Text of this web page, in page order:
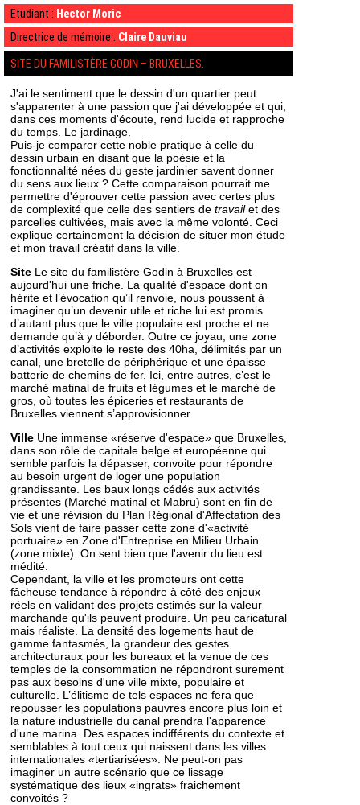
Etudiant : Hector Moric
Directrice de mémoire : Claire Dauviau
SITE DU FAMILISTÈRE GODIN – BRUXELLES.
J'ai le sentiment que le dessin d'un quartier peut
s'apparenter à une passion que j'ai développée et qui,
dans ces moments d'écoute, rend lucide et rapproche
du temps. Le jardinage.
Puis-je comparer cette noble pratique à celle du
dessin urbain en disant que la poésie et la
fonctionnalité nées du geste jardinier savent donner
du sens aux lieux ? Cette comparaison pourrait me
permettre d'éprouver cette passion avec certes plus
de complexité que celle des sentiers de travailet des
parcelles cultivées, mais avec la même volonté. Ceci
explique certainement la décision de situer mon étude
et mon travail créatif dans la ville.
Site Le site du familistère Godin à Bruxelles est
aujourd'hui une friche. La qualité d'espace dont on
hérite et l’évocation qu’il renvoie, nous poussent à
imaginer qu’un devenir utile et riche lui est promis
d’autant plus que le ville populaire est proche et ne
demande qu’à y déborder. Outre ce joyau, une zone
d’activités exploite le reste des 40ha, délimités par un
canal, une bretelle de périphérique et une épaisse
batterie de chemins de fer. Ici, entre autres, c’est le
marché matinal de fruits et légumes et le marché de
gros, où toutes les épiceries et restaurants de
Bruxelles viennent s’approvisionner.
Ville Une immense «réserve d'espace» que Bruxelles,
dans son rôle de capitale belge et européenne qui
semble parfois la dépasser, convoite pour répondre
au besoin urgent de loger une population
grandissante. Les baux longs cédés aux activités
présentes (Marché matinal et Mabru) sont en fin de
vie et une révision du Plan Régional d'Affectation des
Sols vient de faire passer cette zone d'«activité
portuaire» en Zone d'Entreprise en Milieu Urbain
(zone mixte). On sent bien que l'avenir du lieu est
médité.
Cependant, la ville et les promoteurs ont cette
fâcheuse tendance à répondre à côté des enjeux
réels en validant des projets estimés sur la valeur
marchande qu'ils peuvent produire. Un peu caricatural
mais réaliste. La densité des logements haut de
gamme fantasmés, la grandeur des gestes
architecturaux pour les bureaux et la venue de ces
temples de la consommation ne répondront surement
pas aux besoins d'une ville mixte, populaire et
culturelle. L’élitisme de tels espaces ne fera que
repousser les populations pauvres encore plus loin et
la nature industrielle du canal prendra l'apparence
d'une marina. Des espaces indifférents du contexte et
semblables à tout ceux qui naissent dans les villes
internationales «tertiarisées». Ne peut-on pas
imaginer un autre scénario que ce lissage
systématique des lieux «ingrats» fraichement
convoités ?